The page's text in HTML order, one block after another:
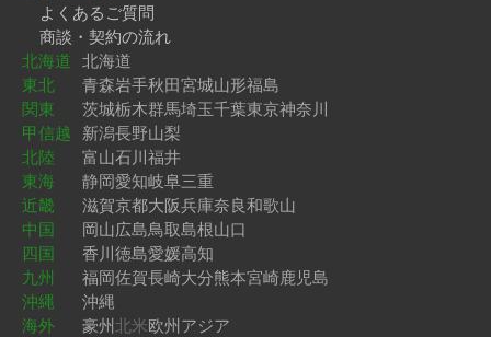
よくあるご質問
商談・契約の流れ
北海道 北海道
東北
青森岩手秋田宮城山形福島
関東
茨城栃木群馬埼玉千葉東京神奈川
甲信越 新潟長野山梨
北陸
富山石川福井
東海
静岡愛知岐阜三重
近畿
滋賀京都大阪兵庫奈良和歌山
中国
岡山広島鳥取島根山口
四国
香川徳島愛媛高知
九州
福岡佐賀長崎大分熊本宮崎鹿児島
沖縄
沖縄
海外
豪州北米欧州アジア